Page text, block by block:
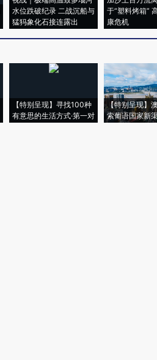
水位跌破纪录 二战沉船与
猛犸象化石接连露出
于“塑料烤箱”
康危机
【特别呈现】寻找100种
有意思的生活方式·第一对
【特别呈现】
索葡语国家新